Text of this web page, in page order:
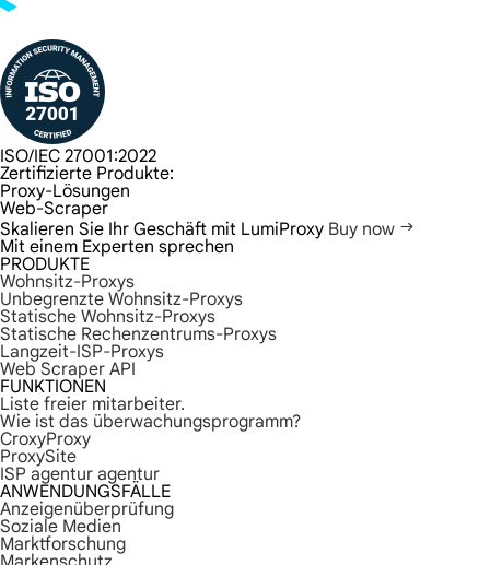
ISO/IEC 27001:2022
Zertifizierte Produkte:
Proxy-Lösungen
Web-Scraper
Skalieren Sie Ihr Geschäft mit LumiProxy Buy now
Mit einem Experten sprechen
PRODUKTE
Wohnsitz-Proxys
Unbegrenzte Wohnsitz-Proxys
Statische Wohnsitz-Proxys
Statische Rechenzentrums-Proxys
Langzeit-ISP-Proxys
Web Scraper API
FUNKTIONEN
Liste freier mitarbeiter.
Wie ist das überwachungsprogramm?
CroxyProxy
ProxySite
ISP agentur agentur
ANWENDUNGSFÄLLE
Anzeigenüberprüfung
Soziale Medien
Marktforschung